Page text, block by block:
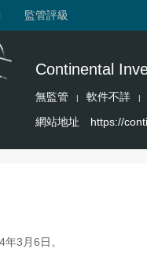
監管評級
Continental
無監管 | 軟件不詳 |
網站地址 https://
3月6日。